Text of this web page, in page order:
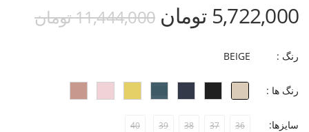
5,722,000 تومان 11,444,000 تومان
رنگ : BEIGE
رنگ ها :
سایزها: 36
37
38
39
40